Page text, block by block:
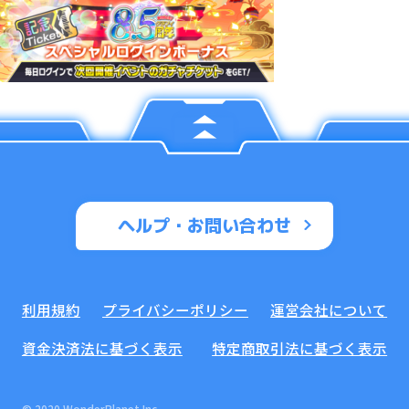
ヘルプ・お問い合わせ
利用規約 プライバシーポリシー
運営会社について
資金決済法に基づく表示
特定商取引法に基づく表示